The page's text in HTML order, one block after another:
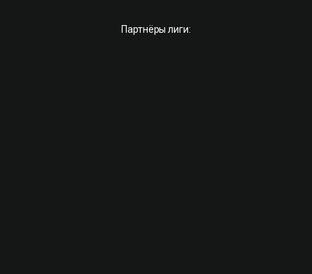
Партнёры лиги: